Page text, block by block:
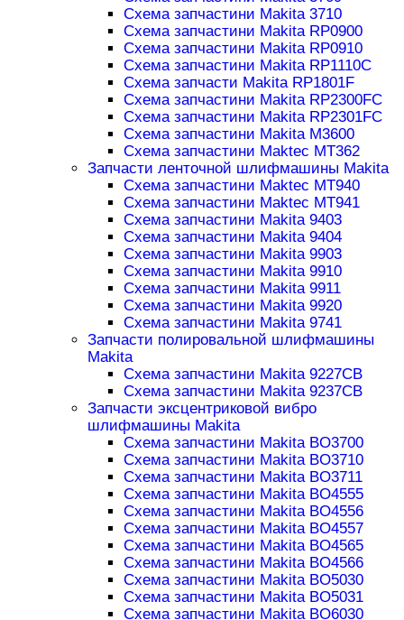
Схема запчастини Makita 3710
Схема запчастини Makita RP0900
Схема запчастини Makita RP0910
Схема запчастини Makita RP1110C
Схема запчасти Makita RP1801F
Схема запчастини Makita RP2300FC
Схема запчастини Makita RP2301FC
Схема запчастини Makita M3600
Схема запчастини Maktec MT362
Запчасти ленточной шлифмашины Makita
Схема запчастини Maktec MT940
Схема запчастини Maktec MT941
Схема запчастини Makita 9403
Схема запчастини Makita 9404
Схема запчастини Makita 9903
Схема запчастини Makita 9910
Схема запчастини Makita 9911
Схема запчастини Makita 9920
Схема запчастини Makita 9741
Запчасти полировальной шлифмашины
Makita
Схема запчастини Makita 9227CB
Схема запчастини Makita 9237CB
Запчасти эксцентриковой вибро
шлифмашины Makita
Схема запчастини Makita BO3700
Схема запчастини Makita BO3710
Схема запчастини Makita BO3711
Схема запчастини Makita BO4555
Схема запчастини Makita BO4556
Схема запчастини Makita BO4557
Схема запчастини Makita BO4565
Схема запчастини Makita BO4566
Схема запчастини Makita BO5030
Схема запчастини Makita BO5031
Схема запчастини Makita BO6030